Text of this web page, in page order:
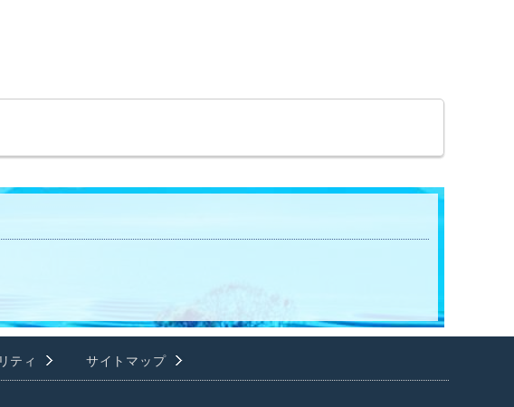
ティ サイトマップ